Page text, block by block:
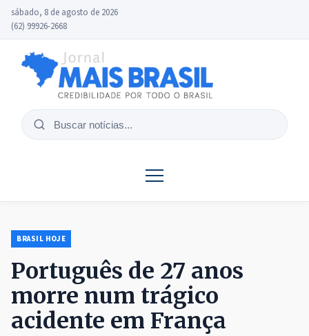
sábado, 8 de agosto de 2026
(62) 99926-2668
Buscar
BRASIL HOJE
Português de 27 anos
morre num trágico
acidente em França